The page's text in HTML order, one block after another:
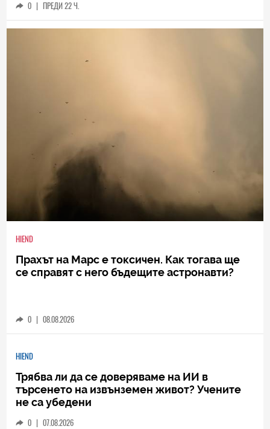
0 | ПРЕДИ 22 Ч.
HIEND
Прахът на Марс е токсичен. Как тогава ще
се справят с него бъдещите астронавти?
0 | 08.08.2026
HIEND
Трябва ли да се доверяваме на ИИ в
търсенето на извънземен живот? Учените
не са убедени
0 | 07.08.2026